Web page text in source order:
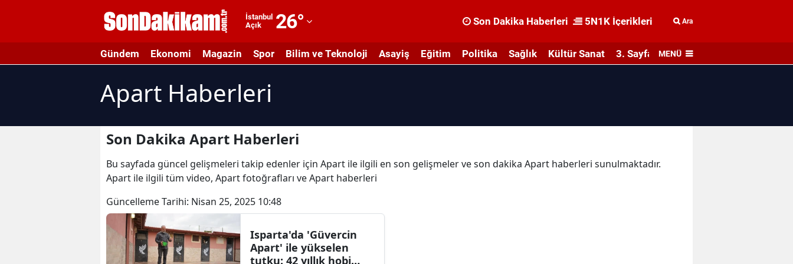
İstanbul
Açık
26°
Adıyaman
Afyonkarahisar
Amasya
Antalya
Artvin
Balıkesir
Son Dakika Haberleri 5N1K İçerikleri Ara
Gündem Ekonomi Magazin Spor Bilim ve Teknoloji Asayiş Eğitim Politika Sağlık Kültür Sanat 3. Sayfa MENÜ
Apart Haberleri
Son Dakika Apart Haberleri
Bu sayfada güncel gelişmeleri takip edenler için Apart ile ilgili en son gelişmeler ve son dakika Apart haberleri sunulmaktadır.
Apart ile ilgili tüm video, Apart fotoğrafları ve Apart haberleri
Güncelleme Tarihi: Nisan 25, 2025 10:48
Isparta'da 'Güvercin
Apart' ile yükselen
tutku: 42 yıllık hobi